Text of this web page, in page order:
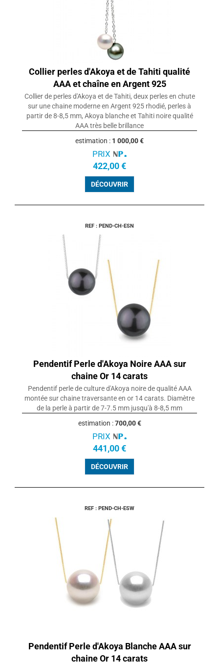
Collier perles d'Akoya et de Tahiti qualité
AAA et chaîne en Argent 925
Collier de perles d'Akoya et de Tahiti, deux perles en chute
sur une chaine moderne en Argent 925 rhodié, perles à
partir de 8-8,5 mm, Akoya blanche et Tahiti noire qualité
AAA très belle brillance
estimation : 1 000,00 €
PRIX
422,00 €
DÉCOUVRIR
REF : PEND-CH-ESN
Pendentif Perle d'Akoya Noire AAA sur
chaine Or 14 carats
Pendentif perle de culture d'Akoya noire de qualité AAA
montée sur chaine traversante en or 14 carats. Diamètre
de la perle à partir de 7-7.5 mm jusqu'à 8-8,5 mm
estimation :700,00 €
PRIX
441,00 €
DÉCOUVRIR
REF : PEND-CH-ESW
Pendentif Perle d'Akoya Blanche AAA sur
chaine Or 14 carats